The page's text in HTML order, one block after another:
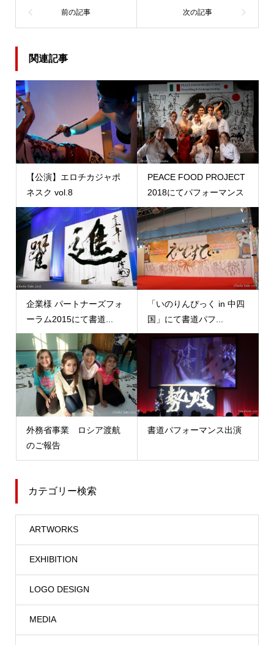
関連記事
【公演】エロチカジャポ
ネスク vol.8
PEACE FOOD PROJECT
2018にてパフォーマンス
企業様 パートナーズフォ
ーラム2015にて書道...
「いのりんぴっく in 中四
国」にて書道パフ...
外務省事業 ロシア渡航
のご報告
書道パフォーマンス出演
カテゴリー検索
ARTWORKS
EXHIBITION
LOGO DESIGN
MEDIA